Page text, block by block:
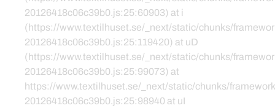
20126418c06c39b0.js:25:60903) at i
(https://www.textilhuset.se/_next/static/chunks/
20126418c06c39b0.js:25:119420) at uD
(https://www.textilhuset.se/_next/static/chunks/
20126418c06c39b0.js:25:99073) at
https://www.textilhuset.se/_next/static/chunks/
20126418c06c39b0.js:25:98940 at uI